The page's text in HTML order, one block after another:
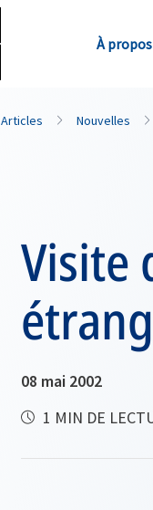
À propos
Articles Nouvelles
Visite
08 mai 2002
1 MIN DE